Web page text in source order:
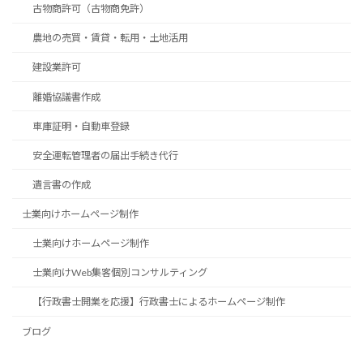
古物商許可（古物商免許）
農地の売買・賃貸・転用・土地活用
建設業許可
離婚協議書作成
車庫証明・自動車登録
安全運転管理者の届出手続き代行
遺言書の作成
士業向けホームページ制作
士業向けホームページ制作
士業向けWeb集客個別コンサルティング
【行政書士開業を応援】行政書士によるホームページ制作
ブログ